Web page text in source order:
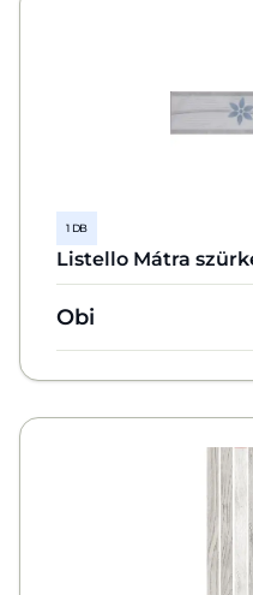
1 DB
Listello Mátra
Obi